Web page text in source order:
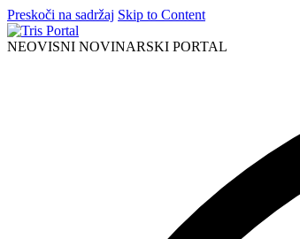
Preskoči na sadržaj Skip to Content
NEOVISNI NOVINARSKI PORTAL